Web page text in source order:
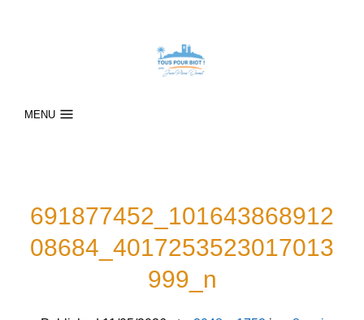
MENU
691877452_101643868912
08684_4017253523017013
999_n